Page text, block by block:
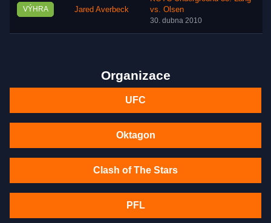
VÝHRA Jared Averbeck
vs. Olsen
30. dubna 2010
Organizace
UFC
Oktagon
Clash of The Stars
PFL